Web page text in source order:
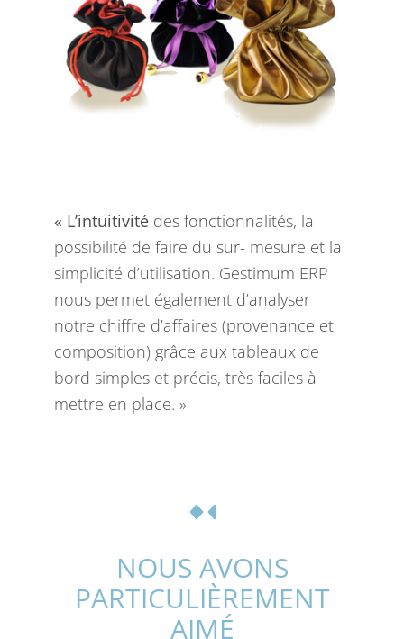
« L’intuitivité des fonctionnalités, la
possibilité de faire du sur- mesure et la
simplicité d’utilisation. Gestimum ERP
nous permet également d’analyser
notre chiffre d’affaires (provenance et
composition) grâce aux tableaux de
bord simples et précis, très faciles à
mettre en place. »
NOUS AVONS
PARTICULIÈREMENT
AIMÉ